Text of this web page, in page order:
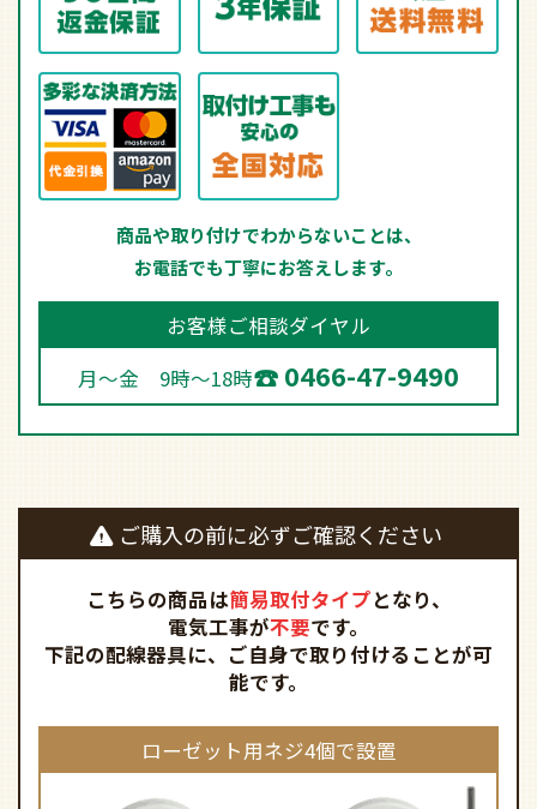
商品や取り付けでわからないことは、
お電話でも丁寧にお答えします。
お客様ご相談ダイヤル
月～金 9時～18時
0466-47-9490
ご購入の前に必ずご確認ください
こちらの商品は簡易取付タイプとなり、
電気工事が不要です。
下記の配線器具に、ご自身で取り付けることが可
能です。
ローゼット用ネジ4個で設置